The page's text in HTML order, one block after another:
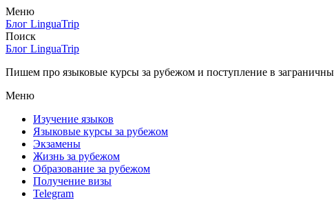
Меню
Блог LinguaTrip
Поиск
Блог LinguaTrip
Пишем про языковые курсы за рубежом и поступление в
Меню
Изучение языков
Языковые курсы за рубежом
Экзамены
Жизнь за рубежом
Образование за рубежом
Получение визы
Telegram